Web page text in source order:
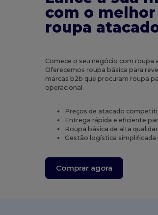
com o
roupa
Comece o seu negócio com
Oferecemos roupa básica para
marcas b2b que procuram roupa
operacional.
Preços de atacado
Entrega rápida e eficiente
Roupa básica de alta
Gestão logística simplificada
Comprar agora